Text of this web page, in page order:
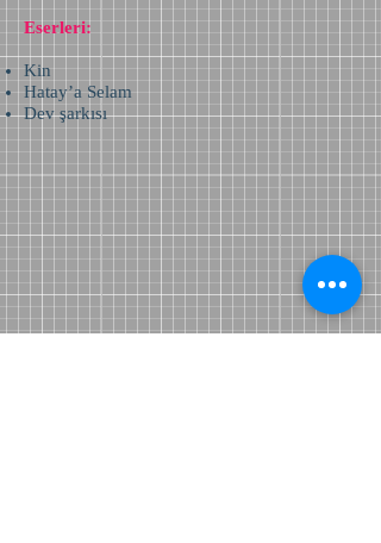
Eserleri:
Kin
Hatay’a Selam
Dev şarkısı